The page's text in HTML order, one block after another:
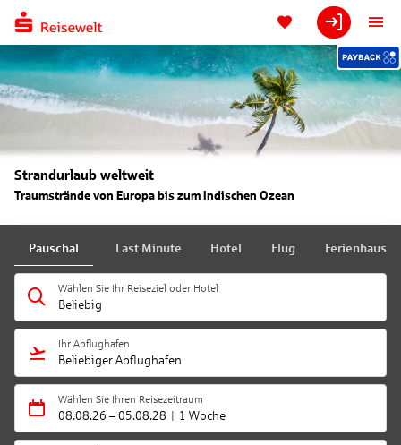
Strandurlaub weltweit
Traumstrände von Europa bis zum Indischen Ozean
Pauschal Last Minute Hotel Flug Ferienhaus
Wählen Sie Ihr Reiseziel oder Hotel
Beliebig
Ihr Abflughafen
Beliebiger Abflughafen
Wählen Sie Ihren Reisezeitraum
08.08.26 – 05.08.28 1 Woche